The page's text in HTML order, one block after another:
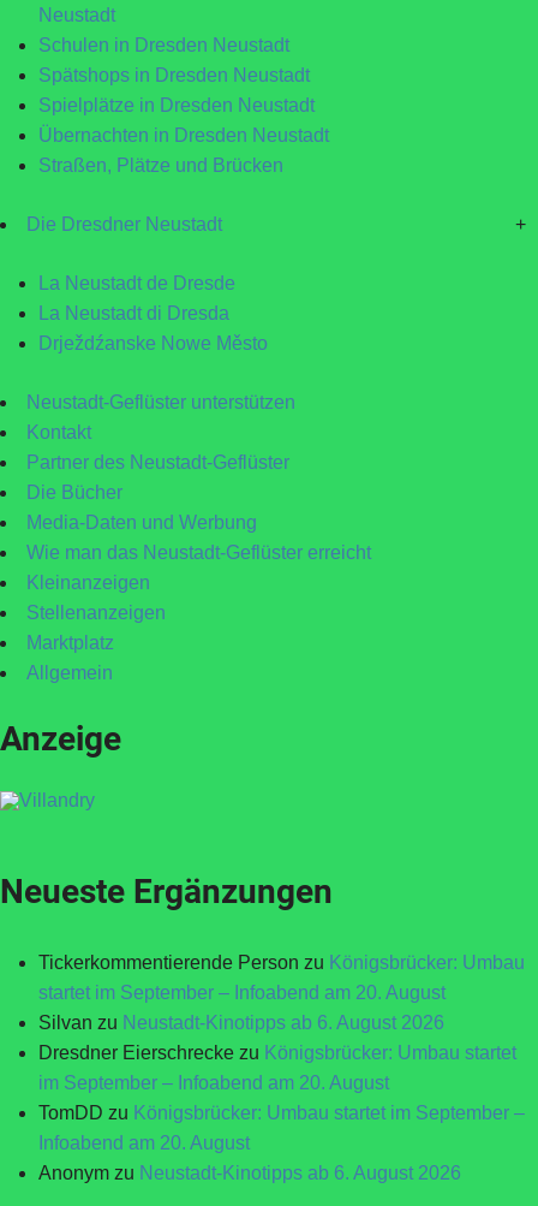
Neustadt
Schulen in Dresden Neustadt
Spätshops in Dresden Neustadt
Spielplätze in Dresden Neustadt
Übernachten in Dresden Neustadt
Straßen, Plätze und Brücken
Die Dresdner Neustadt +
La Neustadt de Dresde
La Neustadt di Dresda
Drježdźanske Nowe Město
Neustadt-Geflüster unterstützen
Kontakt
Partner des Neustadt-Geflüster
Die Bücher
Media-Daten und Werbung
Wie man das Neustadt-Geflüster erreicht
Kleinanzeigen
Stellenanzeigen
Marktplatz
Allgemein
Anzeige
Neueste Ergänzungen
Tickerkommentierende Person zu Königsbrücker: Umbau
startet im September – Infoabend am 20. August
Silvan zu Neustadt-Kinotipps ab 6. August 2026
Dresdner Eierschrecke zu Königsbrücker: Umbau startet
im September – Infoabend am 20. August
TomDD zu Königsbrücker: Umbau startet im September –
Infoabend am 20. August
Anonym zu Neustadt-Kinotipps ab 6. August 2026